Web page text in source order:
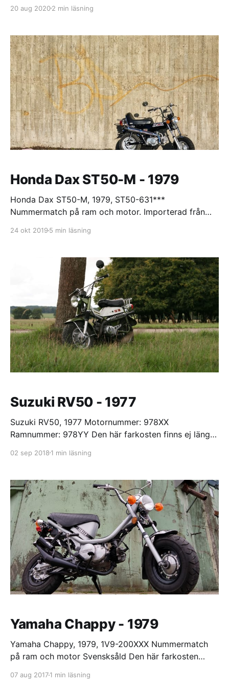
som modell kan ni läsa om i min artikel Oh! Bobby.
Dock behövde den en uppfräschning
20 aug 20202 min läsning
Honda Dax ST50-M - 1979
Honda Dax ST50-M, 1979, ST50-631***
Nummermatch på ram och motor. Importerad från
som lanserades i ett fåtal länder. Och tillverkades
väldigt få delar är utbytta. Jag har bytt så få delar
jag kunde. De
24 okt 2019 5 min läsning
Suzuki RV50 - 1977
Suzuki RV50, 1977 Motornummer: 978XX
Ramnummer: 978YY Den här farkosten finns ej längre
från Schweiz. Så gott som oskruvad med tillhörande
varianten av RV50 som såldes. Den pinnar på
02 sep 2018 1 min läsning
Yamaha Chappy - 1979
Yamaha Chappy, 1979, 1V9-200XXX Nummermatch
på ram och motor Svensksåld Den här farkosten
50cc (40mm) Yamaha original Förgasare: 16mm
07 aug 20171 min läsning